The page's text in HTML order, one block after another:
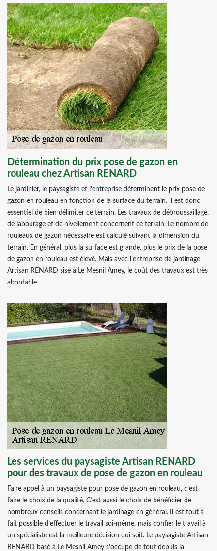
Détermination du prix pose de gazon en
rouleau chez Artisan RENARD
Le jardinier, le paysagiste et l’entreprise déterminent le prix pose de
gazon en rouleau en fonction de la surface du terrain. Il est donc
essentiel de bien délimiter ce terrain. Les travaux de débroussaillage,
de labourage et de nivellement concernent ce terrain. Le nombre de
rouleaux de gazon nécessaire est calculé suivant la dimension du
terrain. En général, plus la surface est grande, plus le prix de la pose
de gazon en rouleau est élevé. Mais avec l’entreprise de jardinage
Artisan RENARD sise à Le Mesnil Amey, le coût des travaux est très
abordable.
Les services du paysagiste Artisan RENARD
pour des travaux de pose de gazon en rouleau
Faire appel à un paysagiste pour pose de gazon en rouleau, c’est
faire le choix de la qualité. C’est aussi le choix de bénéficier de
nombreux conseils concernant le jardinage en général. Il est tout à
fait possible d’effectuer le travail soi-même, mais confier le travail à
un spécialiste est la meilleure décision qui soit. Le paysagiste Artisan
RENARD basé à Le Mesnil Amey s’occupe de tout depuis la